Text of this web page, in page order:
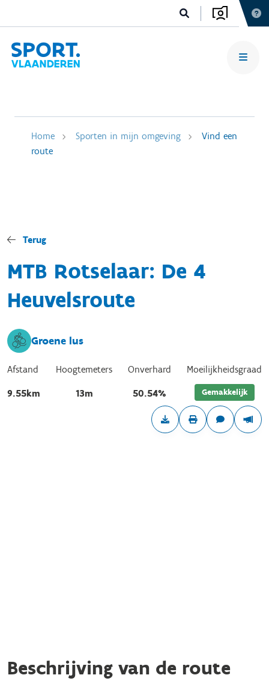
Home Sporten in mijn omgeving
Vind een
route
Terug
MTB Rotselaar: De 4
Heuvelsroute
Groene lus
Afstand
9.55km
Hoogtemeters
13m
Onverhard
50.54%
Moeilijkheidsgraad
Gemakkelijk
Beschrijving van de route